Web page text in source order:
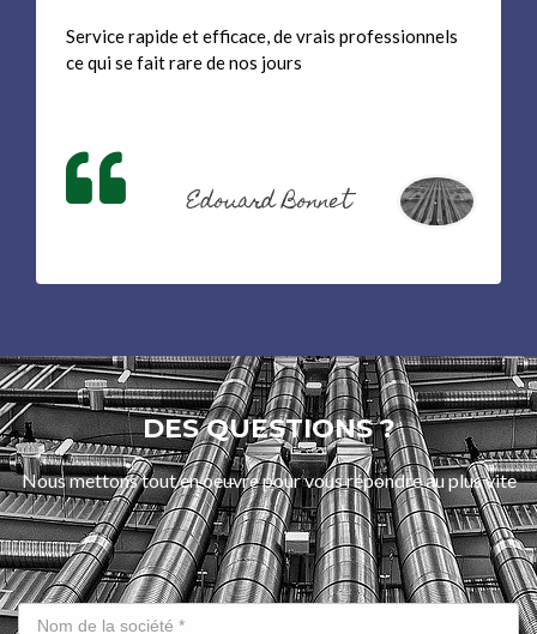
Service rapide et efficace, de vrais professionnels
ce qui se fait rare de nos jours
Edouard Bonnet
DES QUESTIONS ?
Nous mettons tout en oeuvre pour vous répondre au plus vite